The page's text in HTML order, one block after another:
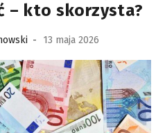
– kto skorzysta?
- 13 maja 2026